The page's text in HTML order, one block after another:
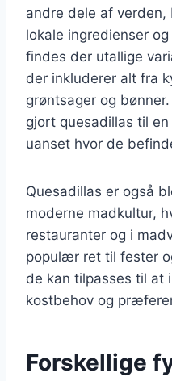
andre dele af
lokale ingredienser
findes der utallige
der inkluderer alt fra
grøntsager og
gjort quesadillas til
uanset hvor de
Quesadillas er også
moderne madkultur,
restauranter og i
populær ret til fester
de kan tilpasses til at
kostbehov og
Forskellige